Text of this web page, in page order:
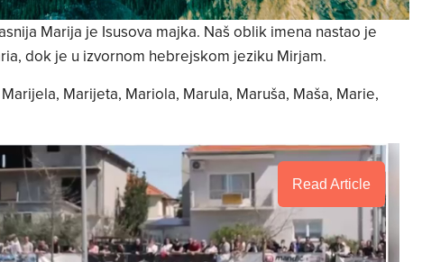
Marija je Isusova majka. Naš oblik imena nastao je
dok je u izvornom hebrejskom jeziku Mirjam.
Marijeta, Mariola, Marula, Maruša, Maša, Marie,
Read Article